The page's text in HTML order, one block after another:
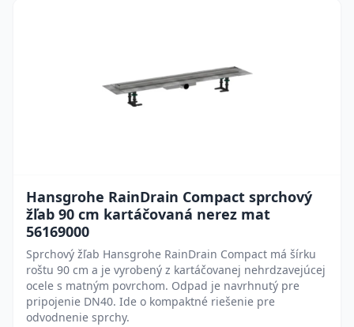
Hansgrohe RainDrain Compact sprchový
žľab 90 cm kartáčovaná nerez mat
56169000
Sprchový žľab Hansgrohe RainDrain Compact má šírku
roštu 90 cm a je vyrobený z kartáčovanej nehrdzavejúcej
ocele s matným povrchom. Odpad je navrhnutý pre
pripojenie DN40. Ide o kompaktné riešenie pre
odvodnenie sprchy.